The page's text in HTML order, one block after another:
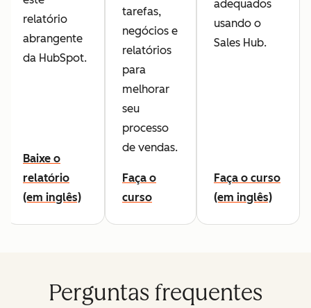
relatório
abrangente
da HubSpot.
Baixe o
relatório
(em inglês)
tarefas,
negócios e
relatórios
para
melhorar
seu
processo
de vendas.
Faça o
curso
adequados
usando o
Sales Hub.
Faça o curso
(em inglês)
Perguntas frequentes